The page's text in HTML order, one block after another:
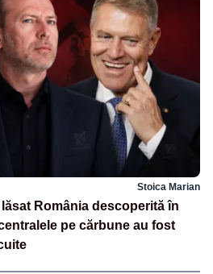
Stoica Marian
România descoperită în
pe cărbune au fost